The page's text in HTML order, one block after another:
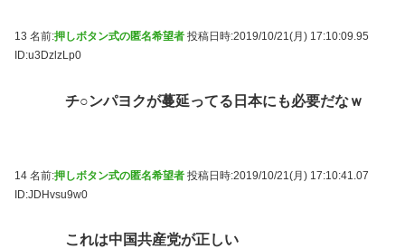
13 名前:押しボタン式の匿名希望者 投稿日時:2019/10/21(月) 17:10:09.95
ID:u3DzlzLp0
チ○ンパヨクが蔓延ってる日本にも必要だなｗ
14 名前:押しボタン式の匿名希望者 投稿日時:2019/10/21(月) 17:10:41.07
ID:JDHvsu9w0
これは中国共産党が正しい